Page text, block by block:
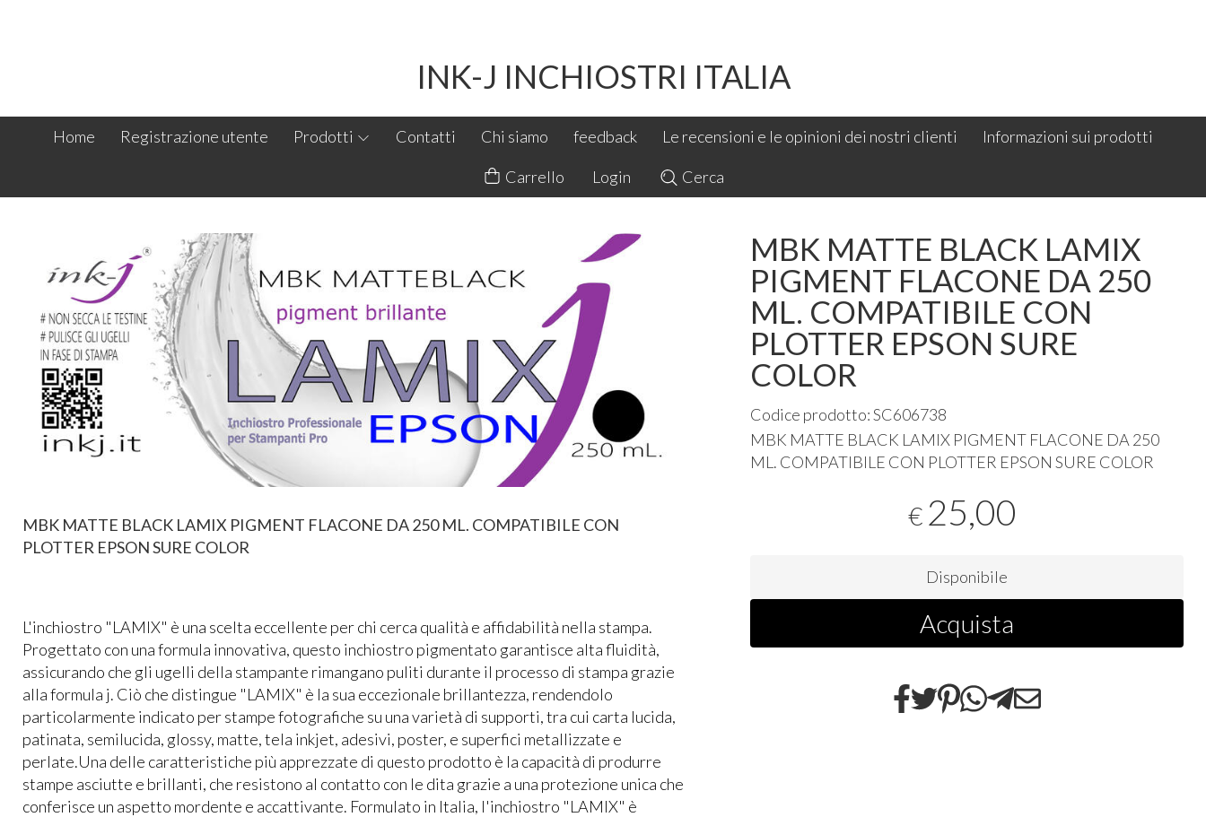
INK-J INCHIOSTRI ITALIA
Home Registrazione utente Prodotti Contatti Chi siamo feedback Le recensioni e le opinioni dei nostri clienti Informazioni sui prodotti
Carrello Login Cerca
MBK MATTE BLACK LAMIX PIGMENT FLACONE DA 250 ML. COMPATIBILE CON
PLOTTER EPSON SURE COLOR
L'inchiostro "LAMIX" è una scelta eccellente per chi cerca qualità e affidabilità nella stampa.
Progettato con una formula innovativa, questo inchiostro pigmentato garantisce alta fluidità,
assicurando che gli ugelli della stampante rimangano puliti durante il processo di stampa grazie
alla formula j. Ciò che distingue "LAMIX" è la sua eccezionale brillantezza, rendendolo
particolarmente indicato per stampe fotografiche su una varietà di supporti, tra cui carta lucida,
patinata, semilucida, glossy, matte, tela inkjet, adesivi, poster, e superfici metallizzate e
perlate.Una delle caratteristiche più apprezzate di questo prodotto è la capacità di produrre
stampe asciutte e brillanti, che resistono al contatto con le dita grazie a una protezione unica che
conferisce un aspetto mordente e accattivante. Formulato in Italia, l'inchiostro "LAMIX" è
MBK MATTE BLACK LAMIX
PIGMENT FLACONE DA 250
ML. COMPATIBILE CON
PLOTTER EPSON SURE
COLOR
Codice prodotto: SC606738
MBK MATTE BLACK LAMIX PIGMENT FLACONE DA 250
ML. COMPATIBILE CON PLOTTER EPSON SURE COLOR
€ 25,00
Disponibile
Acquista